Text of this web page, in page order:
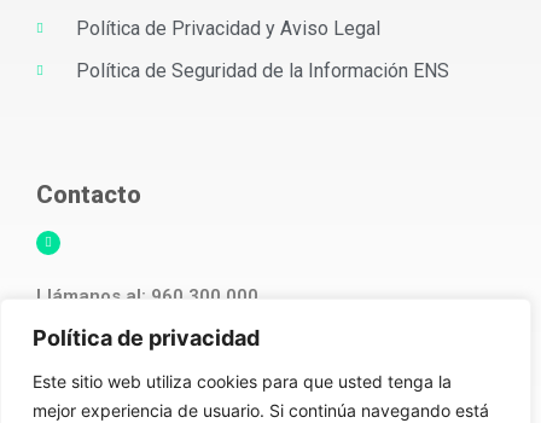
Política de privacidad
Este sitio web utiliza cookies para que usted tenga la
mejor experiencia de usuario. Si continúa navegando está
Política de Privacidad y Aviso Legal
Política de Seguridad de la Información ENS
Contacto
Llámanos al: 960 300 000
Carrer del Corretger, 63 46980 Paterna, València